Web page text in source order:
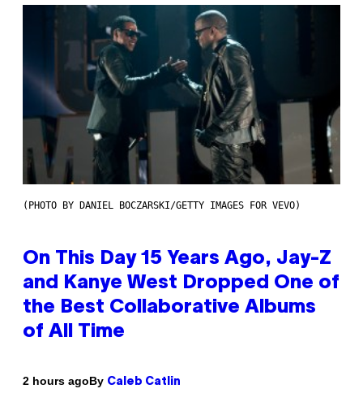
(PHOTO BY DANIEL BOCZARSKI/GETTY IMAGES FOR VEVO)
On This Day 15 Years Ago, Jay-Z
and Kanye West Dropped One of
the Best Collaborative Albums
of All Time
2 hours agoBy Caleb Catlin